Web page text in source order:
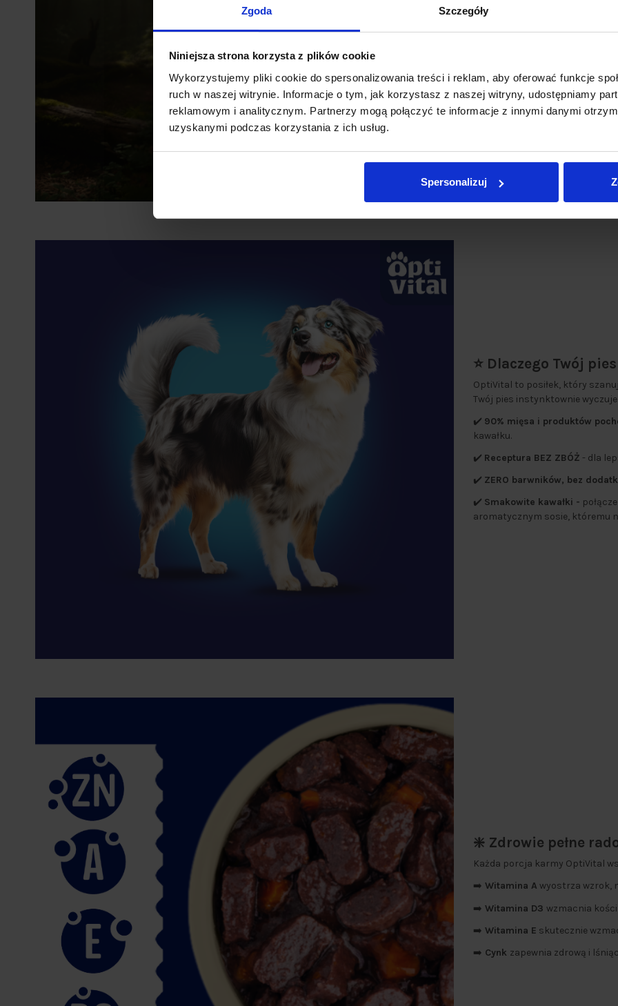
Zgoda Szczegóły
Niniejsza strona korzysta z plików cookie
Wykorzystujemy pliki cookie do spersonalizowania treści i reklam, aby oferować funkcje
ruch w naszej witrynie. Informacje o tym, jak korzystasz z naszej witryny, udostępniamy
reklamowym i analitycznym. Partnerzy mogą połączyć te informacje z innymi danymi
uzyskanymi podczas korzystania z ich usług.
Spersonalizuj
W sekundę z łagodnego
Dlatego jego posiłki muszą
⭐ Dlaczego Twój
OptiVital to posiłek, który
Twój pies instynktownie wyczuje
✔️ 90% mięsa i produktów
kawałku.
✔️ Receptura BEZ ZBÓŻ - dla
✔️ ZERO barwników, bez
✔️ Smakowite kawałki -
aromatycznym sosie, któremu
❇️ Zdrowie pełne
Każda porcja karmy OptiVital
➡️ Witamina A wyostrza wzrok,
➡️ Witamina D3 wzmacnia kości
➡️ Witamina E skutecznie
➡️ Cynk zapewnia zdrową i